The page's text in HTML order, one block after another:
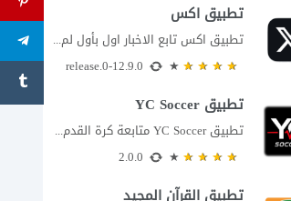
تطبيق اكس
تطبيق اكس تابع الاخبار اول بأول لم يعد تطبيق X، المعروف سابقا باسم تويتر،...
تطبيق YC Soccer
تطبيق YC Soccer متابعة كرة القدم لحظة بلحظة مع اقتراب مباراة مصر والأرجنتين في...
تطبيق القرآن المجيد